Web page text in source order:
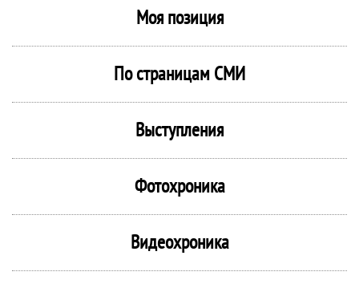
Моя позиция
По страницам СМИ
Выступления
Фотохроника
Видеохроника